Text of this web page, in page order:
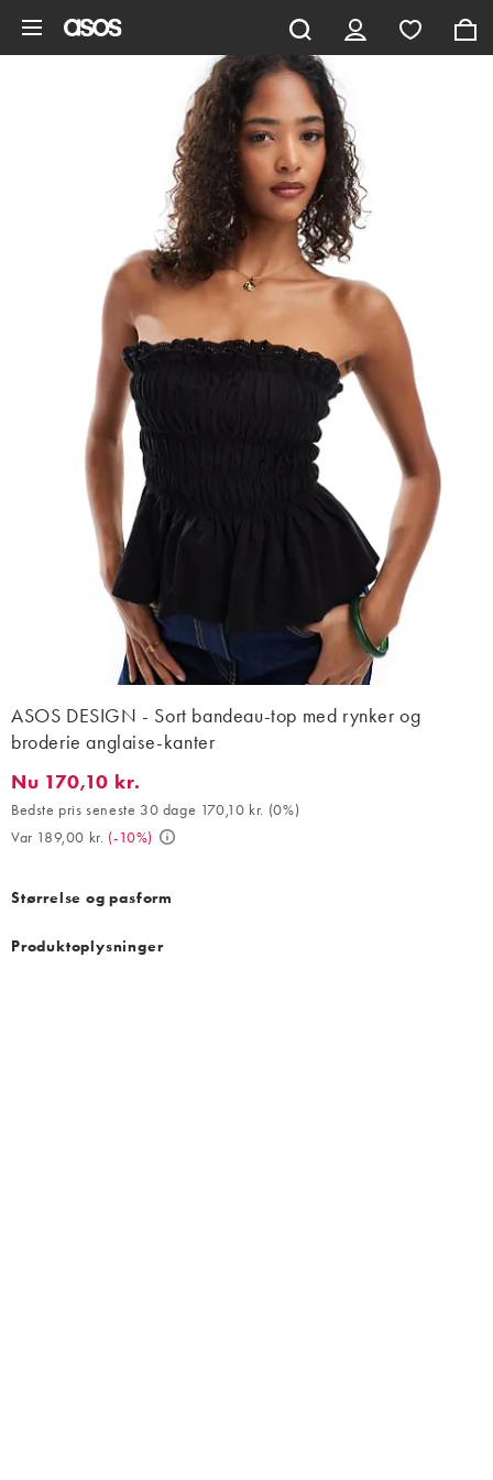
ASOS DESIGN - Sort bandeau-top med rynker og
broderie anglaise-kanter
Nu 170,10 kr.. Bedste pris seneste 30 dage 170,10 kr. (0%). Var
Nu 170,10 kr.
Bedste pris seneste 30 dage 170,10 kr. (0%)
Var 189,00 kr. (-10%)
Størrelse og pasform
Produktoplysninger